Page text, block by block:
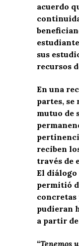
acuerdo
sus
recursos
En una
partes,
mutuo de
reciben
través de
El
permitió
concretas
pudieran
a partir
“Tenemos